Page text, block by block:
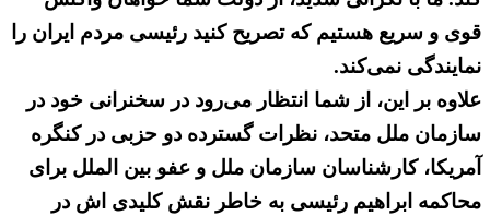
قوی و سریع هستیم که تصریح کنید رئیسی مردم ایران را
نمایندگی نمی‌کند.
علاوه بر این، از شما انتظار می‌رود در سخنرانی خود در
سازمان ملل متحد، نظرات گسترده دو حزبی در کنگره
آمریکا، کارشناسان سازمان ملل و عفو بین الملل برای
محاکمه ابراهیم رئیسی به خاطر نقش کلیدی اش در